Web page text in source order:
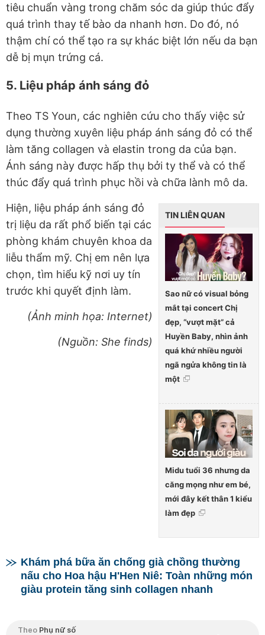
tiêu chuẩn vàng trong chăm sóc da giúp thúc đẩy
quá trình thay tế bào da nhanh hơn. Do đó, nó
thậm chí có thể tạo ra sự khác biệt lớn nếu da bạn
dễ bị mụn trứng cá.
5. Liệu pháp ánh sáng đỏ
Theo TS Youn, các nghiên cứu cho thấy việc sử
dụng thường xuyên liệu pháp ánh sáng đỏ có thể
làm tăng collagen và elastin trong da của bạn.
Ánh sáng này được hấp thụ bởi ty thể và có thể
thúc đẩy quá trình phục hồi và chữa lành mô da.
TIN LIÊN QUAN
Sao nữ có visual bỏng
mắt tại concert Chị
đẹp, “vượt mặt” cả
Huyền Baby, nhìn ảnh
quá khứ nhiều người
ngã ngửa không tin là
một
Midu tuổi 36 nhưng da
căng mọng như em bé,
mới đây kết thân 1 kiểu
làm đẹp
Hiện, liệu pháp ánh sáng đỏ
trị liệu da rất phổ biến tại các
phòng khám chuyên khoa da
liễu thẩm mỹ. Chị em nên lựa
chọn, tìm hiểu kỹ nơi uy tín
trước khi quyết định làm.
(Ảnh minh họa: Internet)
(Nguồn: She finds)
Khám phá bữa ăn chống già chồng thường
nấu cho Hoa hậu H'Hen Niê: Toàn những món
giàu protein tăng sinh collagen nhanh
Theo Phụ nữ số